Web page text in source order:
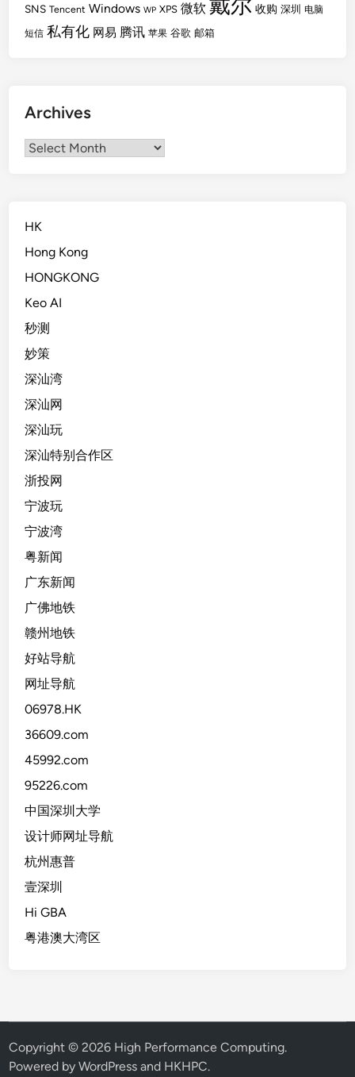
SNS Tencent Windows WP XPS 微软 收购 深圳 电脑
短信 私有化 网易 腾讯 苹果 谷歌 邮箱
Archives
Archives
HK
Hong Kong
HONGKONG
Keo AI
秒测
妙策
深汕湾
深汕网
深汕玩
深汕特别合作区
浙投网
宁波玩
宁波湾
粤新闻
广东新闻
广佛地铁
赣州地铁
好站导航
网址导航
06978.HK
36609.com
45992.com
95226.com
中国深圳大学
设计师网址导航
杭州惠普
壹深圳
Hi GBA
粤港澳大湾区
Copyright © 2026 High Performance Computing.
Powered by WordPress and HKHPC.